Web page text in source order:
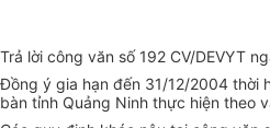
Trả lời công văn số 192 CV/DEVYT
Đồng ý gia hạn đến 31/12/2004 thời
bàn tỉnh Quảng Ninh thực hiện theo